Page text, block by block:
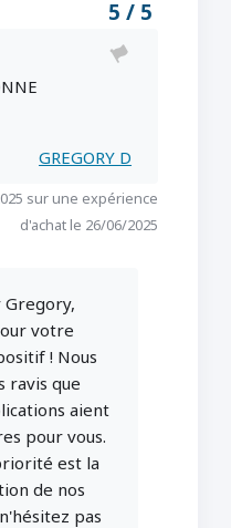
5 / 5
GREGORY D
sur une expérience
d'achat le 26/06/2025
Gregory,
votre
! Nous
ravis que
aient
pour vous.
est la
de nos
pas